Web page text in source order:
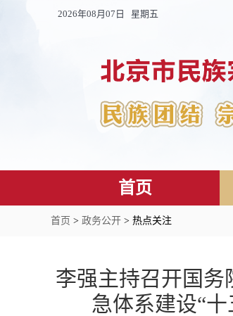
2026年08月07日 星期五
首页
首页 > 政务公开 > 热点关注
李强主持召开国
急体系建设“